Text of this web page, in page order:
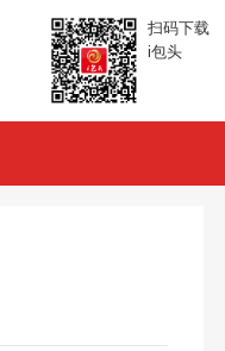
扫码下载
i包头